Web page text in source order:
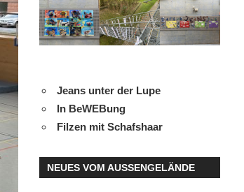
Jeans unter der Lupe
In BeWEBung
Filzen mit Schafshaar
NEUES VOM AUSSENGELÄNDE